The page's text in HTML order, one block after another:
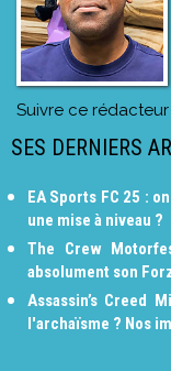
Suivre ce rédacteur
SES DERNIERS
EA Sports FC 25 :
une mise à niveau ?
The Crew
absolument son
Assassin’s Creed
l'archaïsme ? Nos